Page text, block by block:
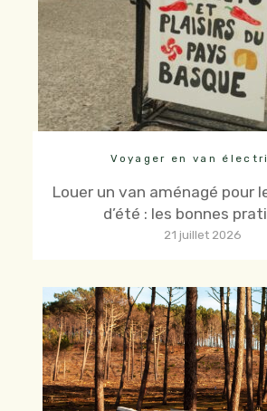
Voyager en van
Louer un van aménagé pour
d’été : les bonnes
21 juillet 2026